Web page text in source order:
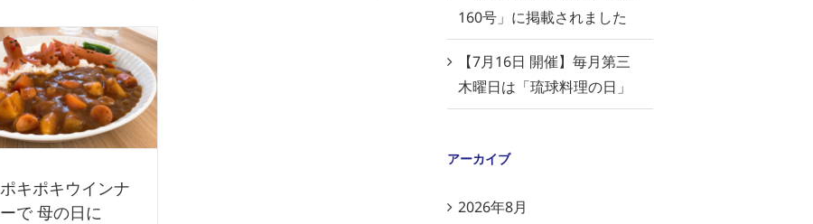
ポキポキウインナ
ーで 母の日に
160号」に掲載されました
【7月16日 開催】毎月第三
木曜日は「琉球料理の日」
アーカイブ
2026年8月